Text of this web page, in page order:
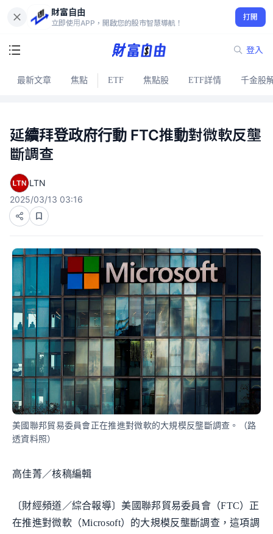
財富自由
立即使用APP，開啟您的股市智慧導航！
打開
登入
最新文章 焦點 ETF 焦點股 ETF詳情 千金股
延續拜登政府行動 FTC推動對微軟反壟
斷調查
LTN
2025/03/13 03:16
美國聯邦貿易委員會正在推進對微軟的大規模反壟斷調查。（路
透資料照）
高佳菁／核稿編輯
〔財經頻道／綜合報導〕美國聯邦貿易委員會（FTC）正
在推進對微軟（Microsoft）的大規模反壟斷調查，這項調